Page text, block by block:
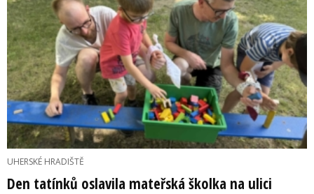
UHERSKÉ HRADIŠTĚ
Den tatínků oslavila mateřská školka na ulici